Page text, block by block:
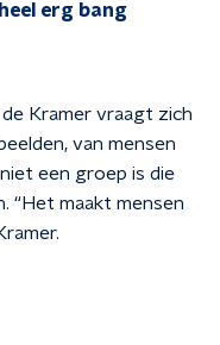
erg bang
Kramer vraagt zich
van mensen
een groep is die
“Het maakt mensen